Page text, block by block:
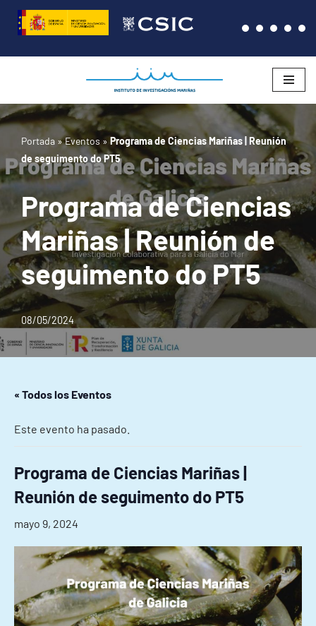
Saltar
al
Portada »Eventos » Programa de Ciencias Mariñas | Reunión
de seguimento do PT5
Programa de Ciencias
Mariñas | Reunión de
seguimento do PT5
08/05/2024
« Todos los Eventos
Este evento ha pasado.
Programa de Ciencias Mariñas |
Reunión de seguimento do PT5
mayo 9, 2024